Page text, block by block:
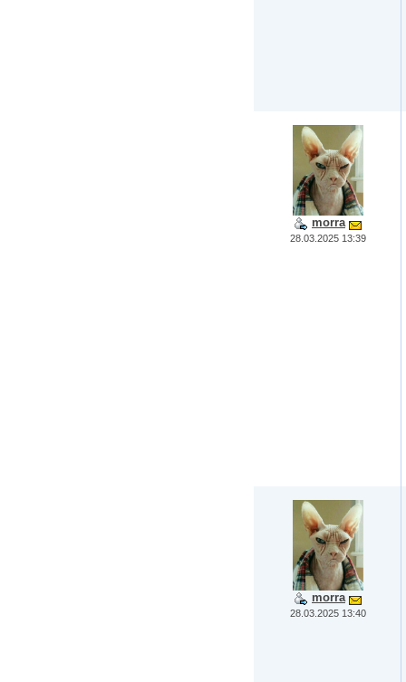
morra
28.03.2025 13:39
morra
28.03.2025 13:40